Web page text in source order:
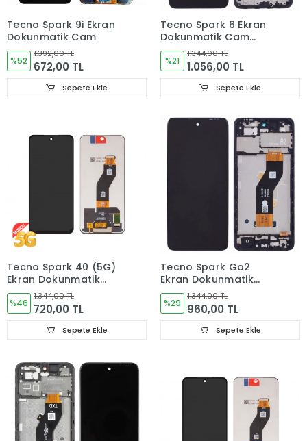
Tecno Spark 9i Ekran
Dokunmatik Cam
%52
1.392,00 TL
672,00 TL
Sepete Ekle
Tecno Spark 6 Ekran
Dokunmatik Cam
ÇITALI KE7
%21
1.344,00 TL
1.056,00 TL
Sepete Ekle
Tecno Spark 40 (5G)
Ekran Dokunmatik
Cam Km8n
%46
1.344,00 TL
720,00 TL
Sepete Ekle
Tecno Spark Go2
Ekran Dokunmatik
Cam Çıtalı KM4
%29
1.344,00 TL
960,00 TL
Sepete Ekle